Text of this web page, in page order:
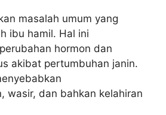
masalah umum yang
ibu hamil. Hal ini
hormon dan
akibat pertumbuhan janin.
wasir, dan bahkan kelahiran